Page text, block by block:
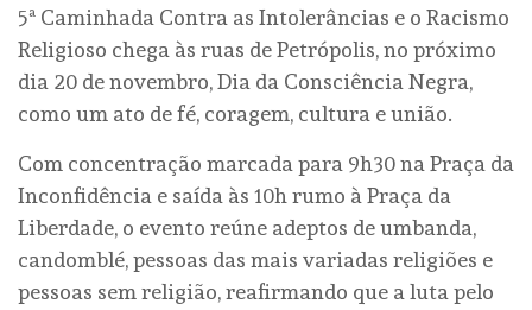
5ª Caminhada Contra as Intolerâncias e o Racismo
Religioso chega às ruas de Petrópolis, no próximo
dia 20 de novembro, Dia da Consciência Negra,
como um ato de fé, coragem, cultura e união.
Com concentração marcada para 9h30 na Praça da
Inconfidência e saída às 10h rumo à Praça da
Liberdade, o evento reúne adeptos de umbanda,
candomblé, pessoas das mais variadas religiões e
pessoas sem religião, reafirmando que a luta pelo